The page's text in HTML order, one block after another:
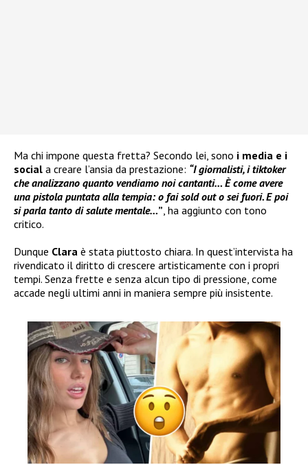
Ma chi impone questa fretta? Secondo lei, sono i media e i
social a creare l’ansia da prestazione: “I giornalisti, i tiktoker
che analizzano quanto vendiamo noi cantanti… È come avere
una pistola puntata alla tempia: o fai sold out o sei fuori. E poi
si parla tanto di salute mentale…”, ha aggiunto con tono
critico.
Dunque Clara è stata piuttosto chiara. In quest’intervista ha
rivendicato il diritto di crescere artisticamente con i propri
tempi. Senza frette e senza alcun tipo di pressione, come
accade negli ultimi anni in maniera sempre più insistente.